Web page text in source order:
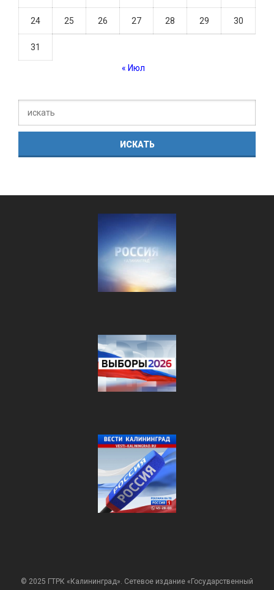
24 25 26 27 28 29 30
31
« Июл
© 2025 ГТРК «Калининград». Сетевое издание «Государственный